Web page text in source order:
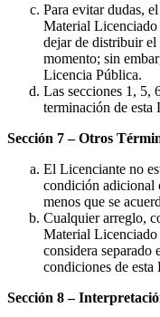
Para evitar dudas,
Material Licenciado
dejar de distribuir
momento; sin
Licencia Pública.
Las secciones 1, 5,
terminación de esta
Sección 7 – Otros
El Licenciante no
condición adicional
menos que se
Cualquier arreglo,
Material Licenciado
considera separado
condiciones de
Sección 8 –